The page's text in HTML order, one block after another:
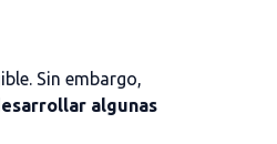
Sin embargo,
algunas